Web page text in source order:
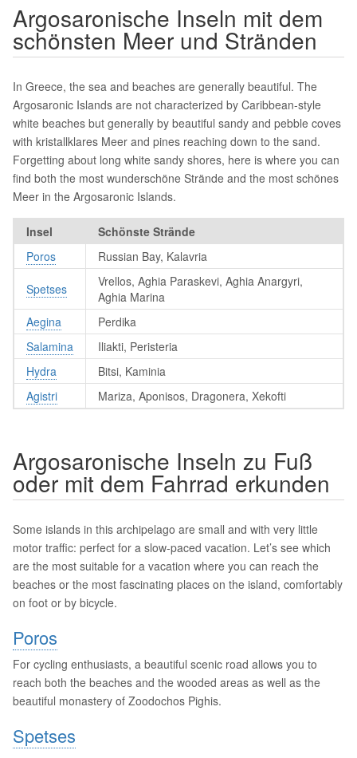
Argosaronische Inseln mit dem
schönsten Meer und Stränden
In Greece, the sea and beaches are generally beautiful. The
Argosaronic Islands are not characterized by Caribbean-style
white beaches but generally by beautiful sandy and pebble coves
with kristallklares Meer and pines reaching down to the sand.
Forgetting about long white sandy shores, here is where you can
find both the most wunderschöne Strände and the most schönes
Meer in the Argosaronic Islands.
Insel
Schönste Strände
Poros
Russian Bay, Kalavria
Spetses
Vrellos, Aghia Paraskevi, Aghia Anargyri,
Aghia Marina
Aegina
Perdika
Salamina
Iliakti, Peristeria
Hydra
Bitsi, Kaminia
Agistri
Mariza, Aponisos, Dragonera, Xekofti
Argosaronische Inseln zu Fuß
oder mit dem Fahrrad erkunden
Some islands in this archipelago are small and with very little
motor traffic: perfect for a slow-paced vacation. Let’s see which
are the most suitable for a vacation where you can reach the
beaches or the most fascinating places on the island, comfortably
on foot or by bicycle.
Poros
For cycling enthusiasts, a beautiful scenic road allows you to
reach both the beaches and the wooded areas as well as the
beautiful monastery of Zoodochos Pighis.
Spetses